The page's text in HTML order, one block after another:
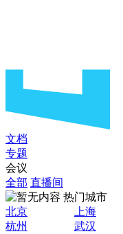
文档
专题
会议
全部 直播间
热门城市
北京
上海
杭州
武汉